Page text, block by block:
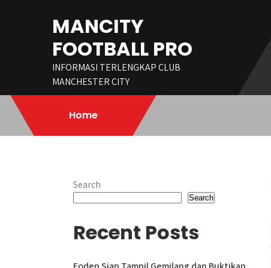
MANCITY
FOOTBALL PRO
INFORMASI TERLENGKAP CLUB
MANCHESTER CITY
Home
Search
Search
Recent Posts